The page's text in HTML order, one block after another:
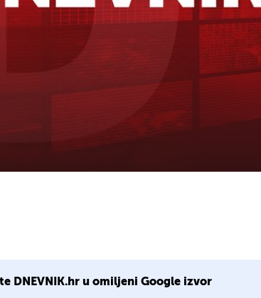
DNEVNIK.hr u omiljeni Google izvor